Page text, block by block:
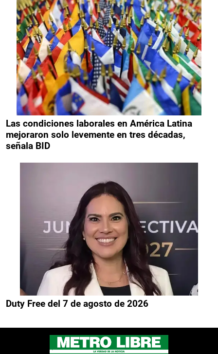
Las condiciones laborales en América Latina
mejoraron solo levemente en tres décadas,
señala BID
Duty Free del 7 de agosto de 2026